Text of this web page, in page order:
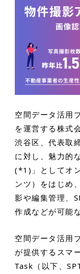
空間データ活用
を運営する株式
渋谷区、代表取
に対し、魅力的
(*1)」としてオ
ンツ）をはじめ
影や編集管理、
作成などが可能
空間データ活用
が提供するスマ
Task（以下、